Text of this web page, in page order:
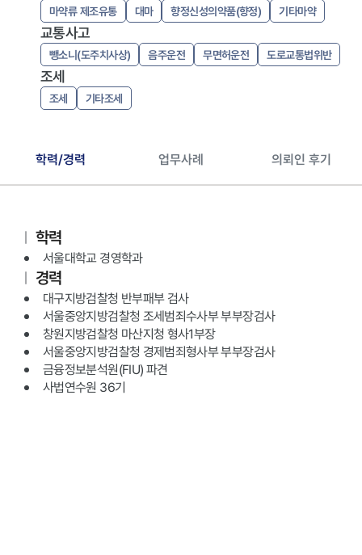
마약류 제조유통 대마 향정신성의약품(향정) 기타마약
교통사고
뺑소니(도주치사상) 음주운전 무면허운전 도로교통법위반
조세
조세 기타조세
학력/경력 업무사례 의뢰인 후기
학력
서울대학교 경영학과
경력
대구지방검찰청 반부패부 검사
서울중앙지방검찰청 조세범죄수사부 부부장검사
창원지방검찰청 마산지청 형사1부장
서울중앙지방검찰청 경제범죄형사부 부부장검사
금융정보분석원(FIU) 파견
사법연수원 36기